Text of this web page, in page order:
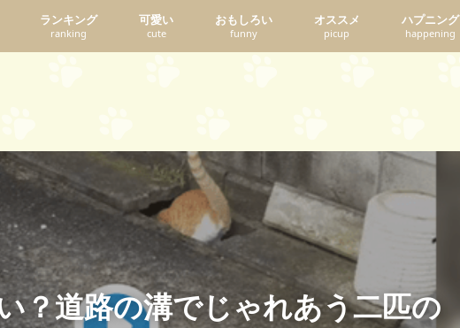
ランキング
ranking
可愛い
cute
おもしろい
funny
オススメ
picup
ハプニング
happening
？道路の溝でじゃれあう二匹の